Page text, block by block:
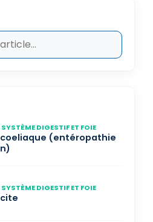
DIGESTIF ET FOIE
(entéropathie
DIGESTIF ET FOIE